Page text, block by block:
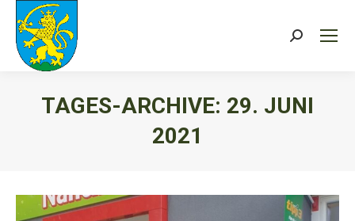
Search:
TAGES-ARCHIVE: 29. JUNI
2021